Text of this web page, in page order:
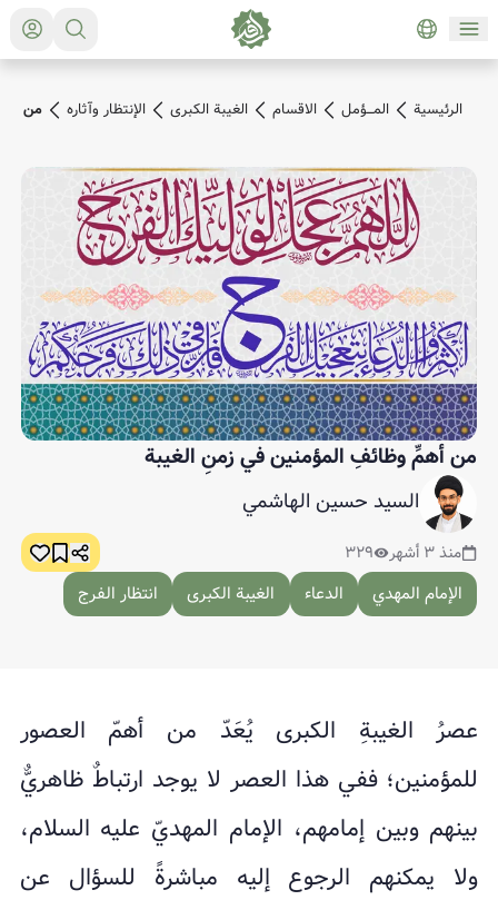
الرئیسیة المـــؤمل الاقسام الغيبة الكبرى الإنتظار وآثاره من
من أهمِّ وظائفِ المؤمنين في زمنِ الغيبة
السيد حسين الهاشمي
الإمام المهدي الدعاء الغيبة الكبرى انتظار الفرج
منذ ٣ أشهر ٣٢٩
عصرُ الغيبةِ الكبرى يُعَدّ من أهمّ العصور
للمؤمنين؛ ففي هذا العصر لا يوجد ارتباطٌ ظاهريٌّ
بينهم وبين إمامهم، الإمام المهديّ عليه السلام،
ولا يمكنهم الرجوع إليه مباشرةً للسؤال عن